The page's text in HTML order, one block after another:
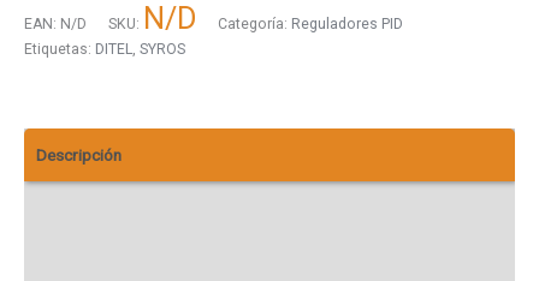
EAN: N/D SKU: N/D Categoría: Reguladores PID
Etiquetas: DITEL, SYROS
Descripción